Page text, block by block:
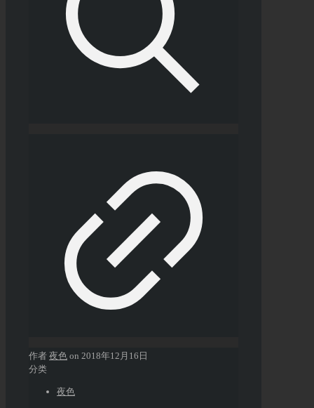
作者 夜色 on 2018年12月16日
分类
夜色